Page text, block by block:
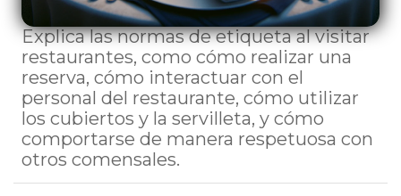
Explica las normas de etiqueta al visitar
restaurantes, como cómo realizar una
reserva, cómo interactuar con el
personal del restaurante, cómo utilizar
los cubiertos y la servilleta, y cómo
comportarse de manera respetuosa con
otros comensales.